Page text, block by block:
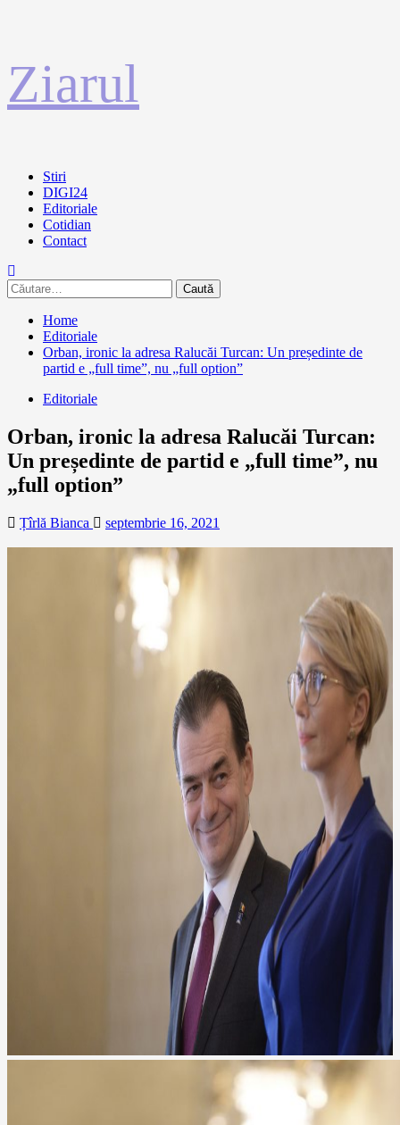
la
conținut
Ziarul
Primary
Menu
Stiri
DIGI24
Editoriale
Cotidian
Contact
Caută
după:
Home
Editoriale
Orban, ironic la adresa Ralucăi Turcan: Un președinte de
partid e „full time”, nu „full option”
Editoriale
Orban, ironic la adresa Ralucăi Turcan:
Un președinte de partid e „full time”, nu
„full option”
Țîrlă Bianca septembrie 16, 2021